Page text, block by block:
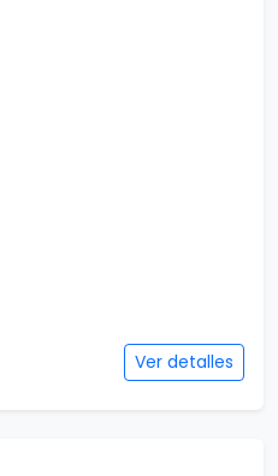
Ver detalles